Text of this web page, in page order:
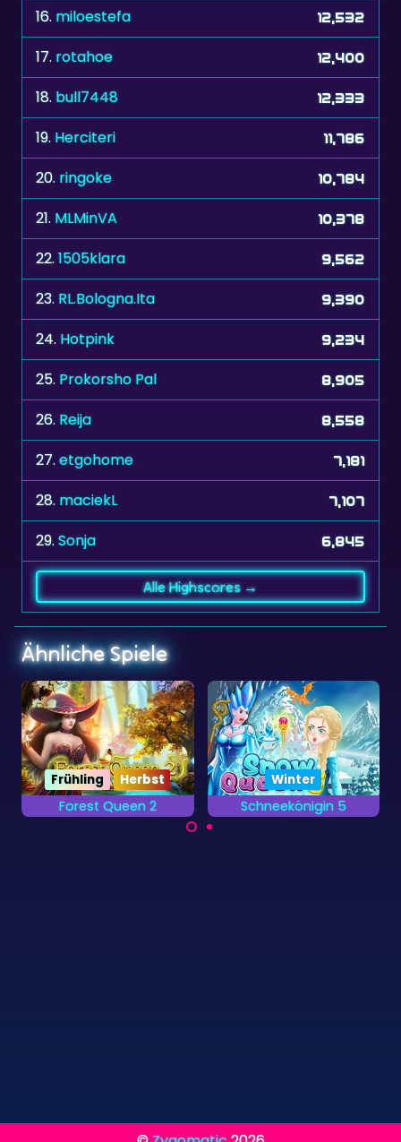
17. rotahoe 12,400
18. bull7448 12,333
19. Herciteri 11,786
20.ringoke 10,784
21. MLMinVA 10,378
22.1505klara 9,562
23. RL.Bologna.Ita 9,390
24.Hotpink 9,234
25. Prokorsho Pal 8,905
26. Reija 8,558
27. etgohome 7,181
28. maciekL 7,107
29. Sonja 6,845
Ähnliche Spiele
Schneekönigin 5
Winter
Alle Drachen wurden
Weihnachtsbuster
Kein Zeitlimit
Weihnachten
Entferne alle